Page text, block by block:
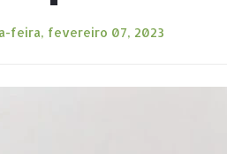
feira, fevereiro 07, 2023